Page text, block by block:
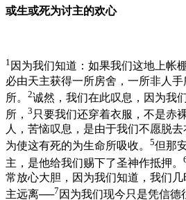
或生或死为讨主的欢心
1 因为我们知道：如果我们这地上帐
必由天主获得一所房舍，一所非人
所。 2诚然，我们在此叹息，因为我
所， 3 只要我们还穿着衣服，不是赤裸
人，苦恼叹息，是由于我们不愿脱去
为使这有死的为生命所吸收。 5但那
主，是他给我们赐下了圣神作抵押。
常放心大胆，因为我们知道，我们
主远离──7 因为我们现今只是凭信